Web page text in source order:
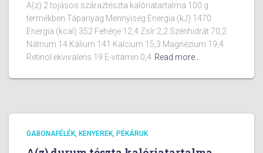
A(z) 2 tojásos száraztészta kalóriatartalma 100 g
termékben Tápanyag Mennyiség Energia (kJ) 1470
Energia (kcal) 352 Fehérje 12,4 Zsír 2,2 Szénhidrát 70,2
Nátrium 14 Kálium 141 Kalcium 15,3 Magnézium 19,4
Retinol ekvivalens 19 E-vitamin 0,4 Read more…
GABONAFÉLÉK, KENYEREK, PÉKÁRUK